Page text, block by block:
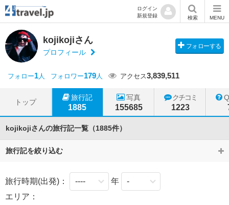
ログイン
新規登録
検索 MENU
kojikojiさん
プロフィール
フォローする
フォロー1人 フォロワー179人 アクセス3,839,511
トップ
旅行記
1885
写真
155685
クチコミ
1223
kojikojiさんの旅行記一覧（1885件）
旅行記を絞り込む
旅行時期(出発)：
年
エリア：